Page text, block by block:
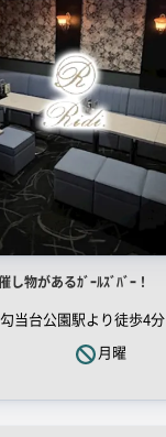
し物があるｶﾞｰﾙｽﾞﾊﾞｰ！
当台公園駅より徒歩4分
月曜